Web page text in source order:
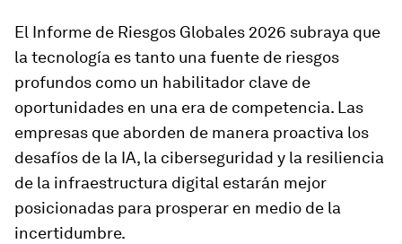
El Informe de Riesgos Globales 2026 subraya que
la tecnología es tanto una fuente de riesgos
profundos como un habilitador clave de
oportunidades en una era de competencia. Las
empresas que aborden de manera proactiva los
desafíos de la IA, la ciberseguridad y la resiliencia
de la infraestructura digital estarán mejor
posicionadas para prosperar en medio de la
incertidumbre.